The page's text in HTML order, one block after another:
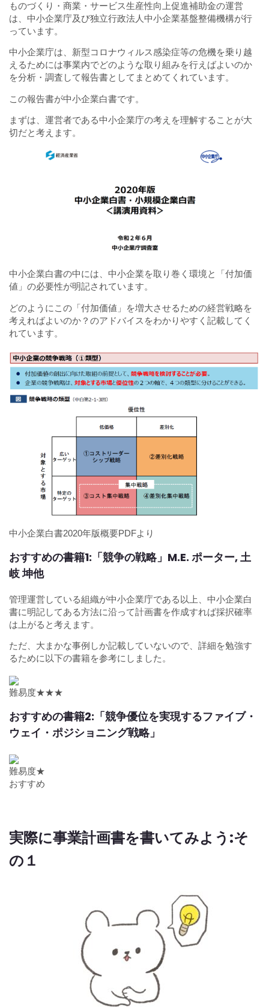
ものづくり・商業・サービス生産性向上促進補助金の運営
は、中小企業庁及び独立行政法人中小企業基盤整備機構が行
っています。
中小企業庁は、新型コロナウィルス感染症等の危機を乗り越
えるためには事業内でどのような取り組みを行えばよいのか
を分析・調査して報告書としてまとめてくれています。
この報告書が中小企業白書です。
まずは、運営者である中小企業庁の考えを理解することが大
切だと考えます。
中小企業白書の中には、中小企業を取り巻く環境と「付加価
値」の必要性が明記されています。
どのようにこの「付加価値」を増大させるための経営戦略を
考えればよいのか？のアドバイスをわかりやすく記載してく
れています。
中小企業白書2020年版概要PDFより
おすすめの書籍1:「競争の戦略」M.E. ポーター, 土
岐 坤他
管理運営している組織が中小企業庁である以上、中小企業白
書に明記してある方法に沿って計画書を作成すれば採択確率
は上がると考えます。
ただ、大まかな事例しか記載していないので、詳細を勉強す
るために以下の書籍を参考にしました。
難易度★★★
おすすめの書籍2:「競争優位を実現するファイブ・
ウェイ・ポジショニング戦略」
難易度★
おすすめ
実際に事業計画書を書いてみよう:そ
の１